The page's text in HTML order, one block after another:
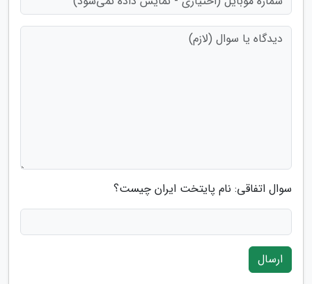
سوال اتفاقی: نام پایتخت ایران چیست؟
ارسال